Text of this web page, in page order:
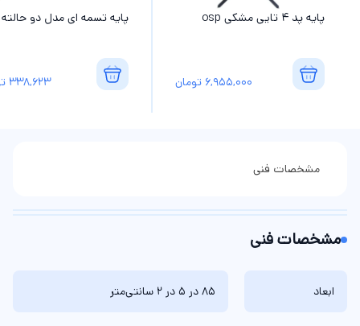
پایه پد 4 تایی مشکی osp
6,955,000 تومان
پایه تسمه ای مدل دو حالته
338,623
مشخصات فنی
مشخصات فنی
ابعاد 85 در 5 در 2 سانتی‌متر